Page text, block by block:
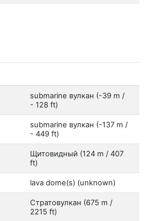
submarine вулкан (-39 m /
- 128 ft)
submarine вулкан (-137 m /
- 449 ft)
Щитовидный (124 m / 407
ft)
lava dome(s) (unknown)
Стратовулкан (675 m /
2215 ft)